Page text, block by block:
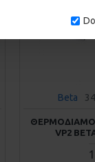
Beta
VP2